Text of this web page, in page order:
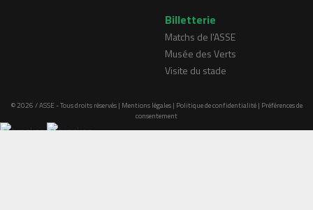
Billetterie
Matchs de l'ASSE
Musée des Verts
Visite du stade
© 2026 / ASSE - Tous droits réservés | Mentions légales| Politique de confidentialité| Préférences de
consentement